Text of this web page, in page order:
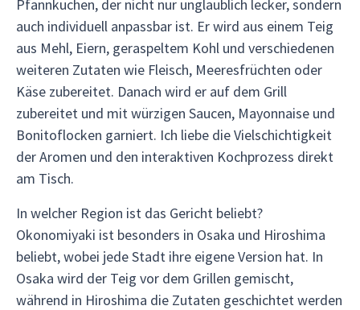
Pfannkuchen, der nicht nur unglaublich lecker, sondern
auch individuell anpassbar ist. Er wird aus einem Teig
aus Mehl, Eiern, geraspeltem Kohl und verschiedenen
weiteren Zutaten wie Fleisch, Meeresfrüchten oder
Käse zubereitet. Danach wird er auf dem Grill
zubereitet und mit würzigen Saucen, Mayonnaise und
Bonitoflocken garniert. Ich liebe die Vielschichtigkeit
der Aromen und den interaktiven Kochprozess direkt
am Tisch.
In welcher Region ist das Gericht beliebt?
Okonomiyaki ist besonders in Osaka und Hiroshima
beliebt, wobei jede Stadt ihre eigene Version hat. In
Osaka wird der Teig vor dem Grillen gemischt,
während in Hiroshima die Zutaten geschichtet werden